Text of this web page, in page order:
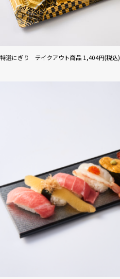
特選にぎり テイクアウト商品 1,404円(税込)